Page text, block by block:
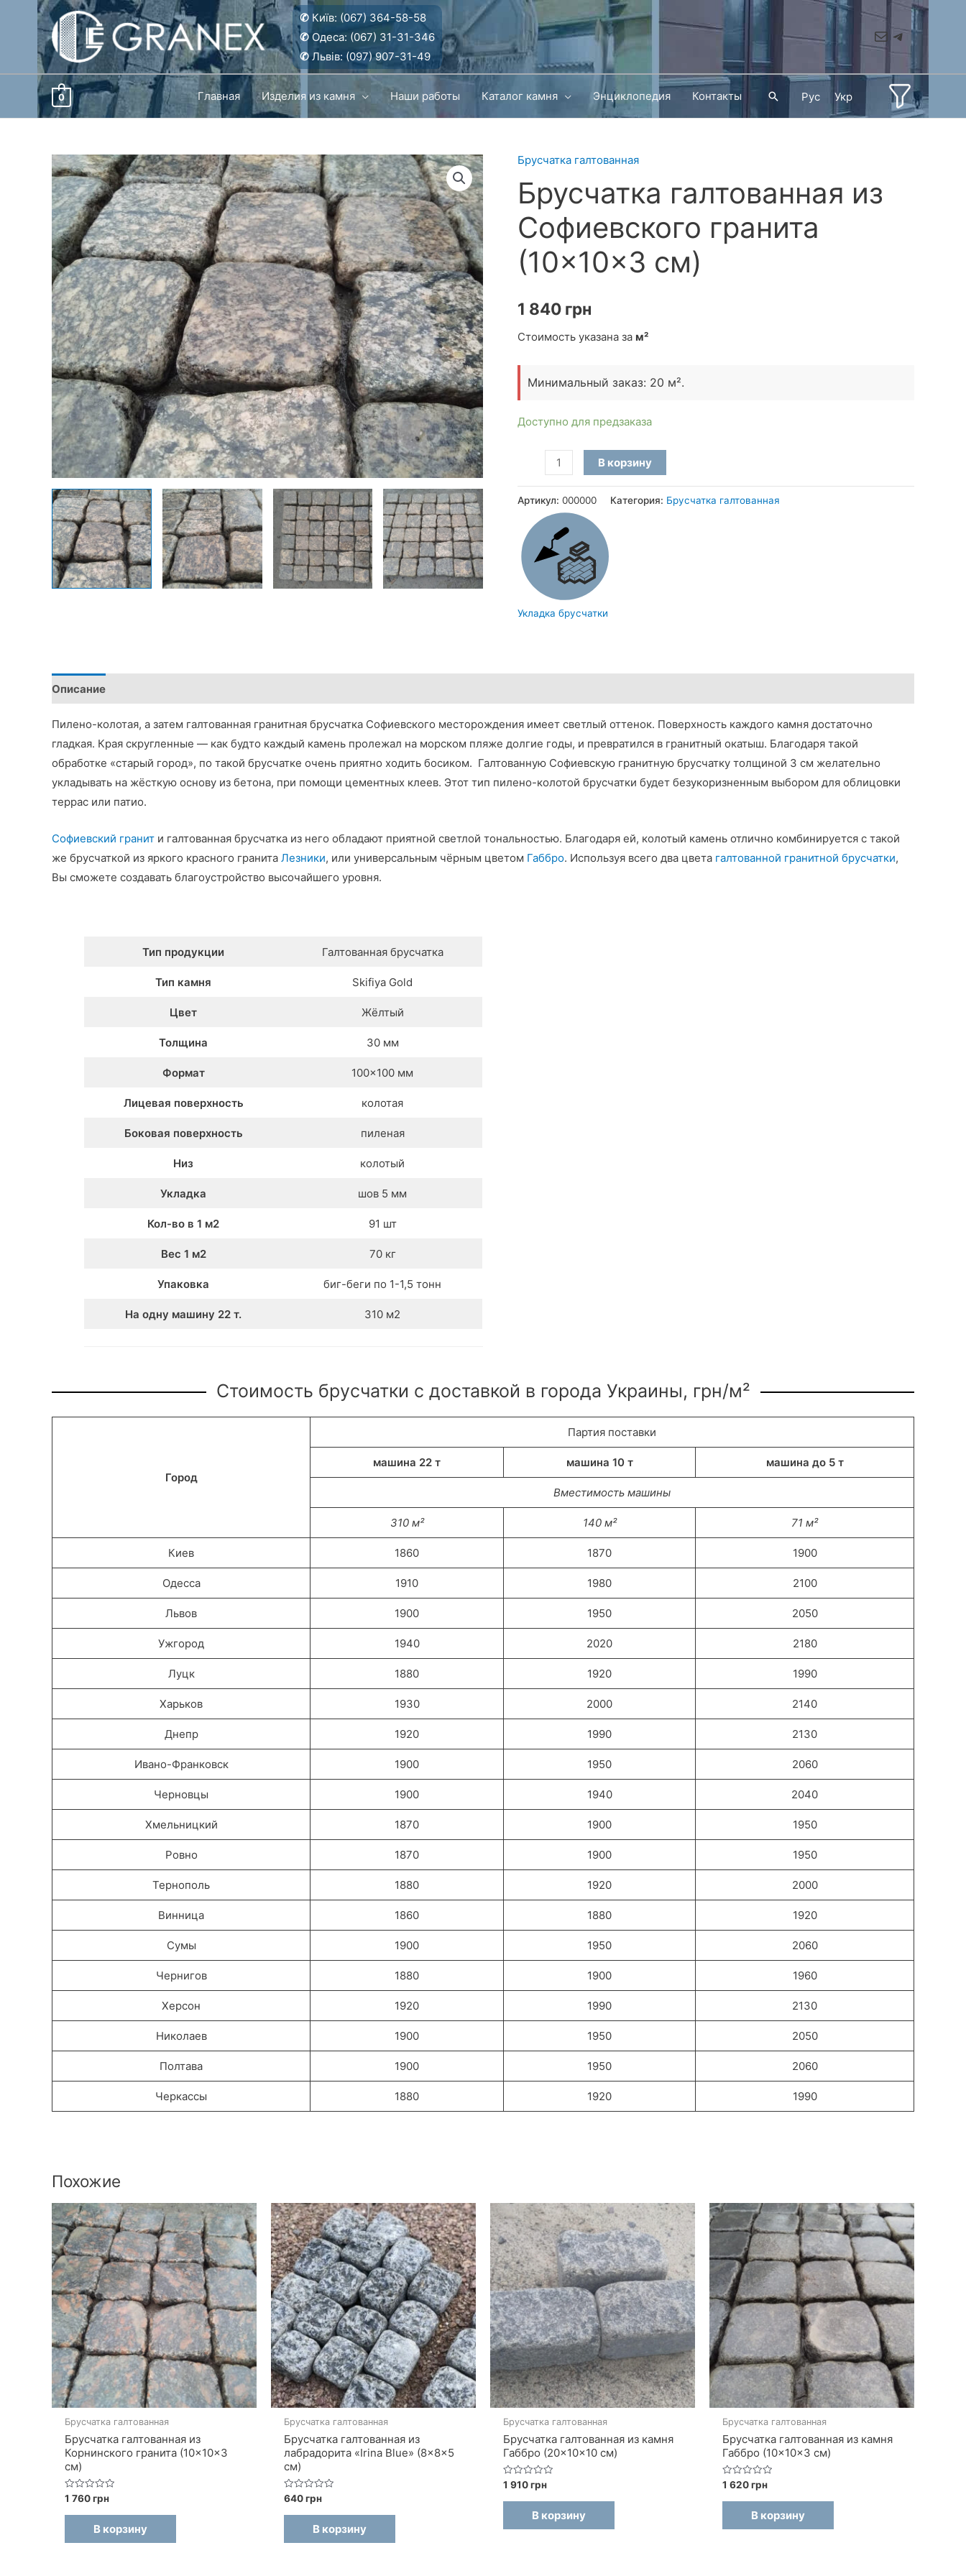
Перейти
содержимому
✆ Київ: (067) 364-58-58
✆Одеса: (067) 31-31-346
✆Львів: (097) 907-31-49
MailTelegram
0 Главная Изделия из камня Наши работы Каталог камня Энциклопедия Контакты ПоискРус Укр
Брусчатка галтованная
Брусчатка галтованная из
Софиевского гранита
(10×10×3 см)
1 840 грн
Стоимость указана за м²
Минимальный заказ: 20 м².
Доступно для предзаказа
Количество
товара
Брусчатка
галтованная
из
Софиевского
гранита
(10×10×3
см)
В корзину
Артикул: 000000 Категория: Брусчатка галтованная
Укладка брусчатки
Описание
Пилено-колотая, а затем галтованная гранитная брусчатка Софиевского месторождения имеет светлый оттенок. Поверхность каждого камня достаточно
гладкая. Края скругленные — как будто каждый камень пролежал на морском пляже долгие годы, и превратился в гранитный окатыш. Благодаря такой
обработке «старый город», по такой брусчатке очень приятно ходить босиком. Галтованную Софиевскую гранитную брусчатку толщиной 3 см желательно
укладывать на жёсткую основу из бетона, при помощи цементных клеев. Этот тип пилено-колотой брусчатки будет безукоризненным выбором для облицовки
террас или патио.
Софиевский гранит и галтованная брусчатка из него обладают приятной светлой тональностью. Благодаря ей, колотый камень отлично комбинируется с такой
же брусчаткой из яркого красного гранита Лезники, или универсальным чёрным цветом Габбро. Используя всего два цвета галтованной гранитной брусчатки,
Вы сможете создавать благоустройство высочайшего уровня.
Тип продукции Галтованная брусчатка
Тип камня Skifiya Gold
Цвет Жёлтый
Толщина 30 мм
Формат 100×100 мм
Лицевая поверхность колотая
Боковая поверхность пиленая
Низ колотый
Укладка шов 5 мм
Кол-во в 1 м2 91 шт
Вес 1 м2 70 кг
Упаковка биг-беги по 1-1,5 тонн
На одну машину 22 т. 310 м2
Стоимость брусчатки с доставкой в города Украины, грн/м²
Город
Партия поставки
машина 22 т машина 10 т машина до 5 т
Вместимость машины
310 м² 140 м² 71 м²
Киев 1860 1870 1900
Одесса 1910 1980 2100
Львов 1900 1950 2050
Ужгород 1940 2020 2180
Луцк 1880 1920 1990
Харьков 1930 2000 2140
Днепр 1920 1990 2130
Ивано-Франковск 1900 1950 2060
Черновцы 1900 1940 2040
Хмельницкий 1870 1900 1950
Ровно 1870 1900 1950
Тернополь 1880 1920 2000
Винница 1860 1880 1920
Сумы 1900 1950 2060
Чернигов 1880 1900 1960
Херсон 1920 1990 2130
Николаев 1900 1950 2050
Полтава 1900 1950 2060
Черкассы 1880 1920 1990
Похожие
Брусчатка галтованная
Брусчатка галтованная из
Корнинского гранита (10×10×3
см)
Оценка
из
1 760грн
В корзину
Брусчатка галтованная
Брусчатка галтованная из
лабрадорита «Irina Blue» (8×8×5
см)
Оценка
из
640грн
В корзину
Брусчатка галтованная
Брусчатка галтованная из камня
Габбро (20×10×10 см)
Оценка
из
1 910грн
В корзину
Брусчатка галтованная
Брусчатка галтованная из камня
Габбро (10×10×3 см)
Оценка
из
1 620грн
В корзину